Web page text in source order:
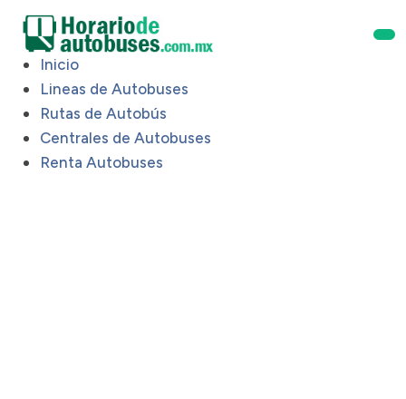
Inicio
Lineas de Autobuses
Rutas de Autobús
Centrales de Autobuses
Renta Autobuses